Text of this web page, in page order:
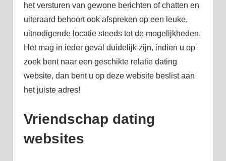
het versturen van gewone berichten of chatten en
uiteraard behoort ook afspreken op een leuke,
uitnodigende locatie steeds tot de mogelijkheden.
Het mag in ieder geval duidelijk zijn, indien u op
zoek bent naar een geschikte relatie dating
website, dan bent u op deze website beslist aan
het juiste adres!
Vriendschap dating
websites